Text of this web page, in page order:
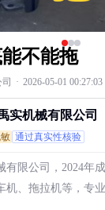
不能拖
· 2026-05-01 00:27:03
实机械有限公司
通过真实性核验
有限公司，2024年
机、拖拉机等，专